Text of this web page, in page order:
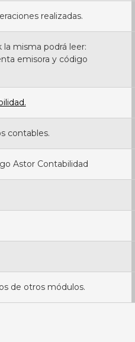
realizadas.
misma podrá leer:
emisora y código
contables.
Astor Contabilidad
de otros módulos.